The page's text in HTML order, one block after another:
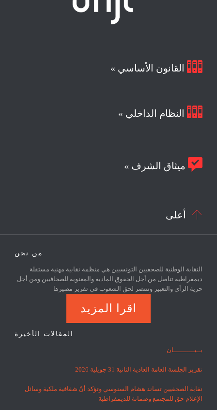
 القانون الأساسي »
 النظام الداخلي »
 ميثاق الشرف »
 أعلى
من نحن
النقابة الوطنية للصحفيين التونسيين هي منظمة نقابية مهنية مستقلة
ديمقراطية تناضل من أجل الحقوق المادية والمعنوية للصحافيين ومن أجل
حرية الرأي والتعبير وتنتصر لحق الشعوب في تقرير مصيرها
اقرا المزيد
المقالات الأخيرة
بــيـــــــــــان
تقرير الجلسة العامة العادية الثانية 31 جويلية 2026
نقابة الصحفيين تساند هشام السنوسي وتؤكد أنّ شفافية ملكية وسائل
الإعلام حق للمجتمع وضمانة للديمقراطية